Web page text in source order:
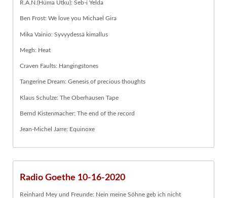
R.A.N.(Hüma Utku): Seb-i Yelda
Ben Frost: We love you Michael Gira
Mika Vainio: Syvyydessä kimallus
Megh: Heat
Craven Faults: Hangingstones
Tangerine Dream: Genesis of precious thoughts
Klaus Schulze: The Oberhausen Tape
Bernd Kistenmacher: The end of the record
Jean-Michel Jarre: Equinoxe
Radio Goethe 10-16-2020
Reinhard Mey und Freunde: Nein meine Söhne geb ich nicht